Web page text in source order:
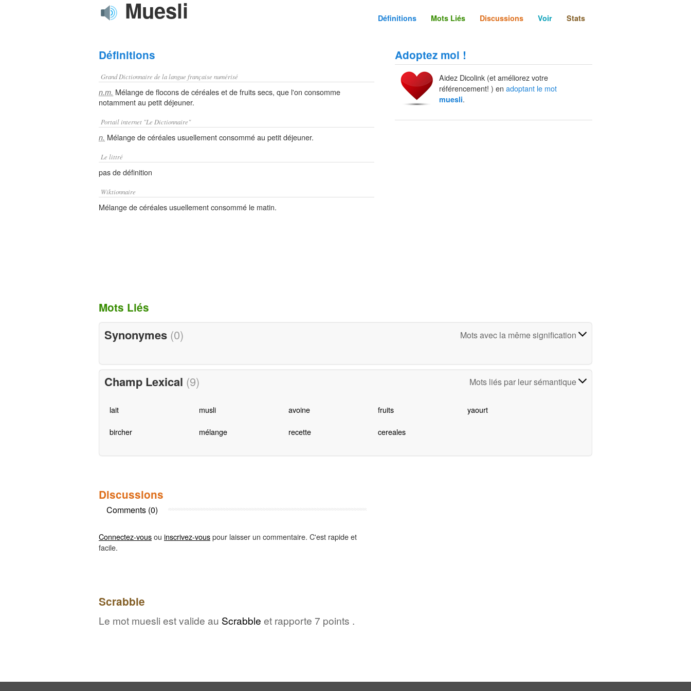
Muesli Définitions Mots Liés Discussions Voir Stats
Définitions
Grand Dictionnaire de la langue française numérisé
n.m. Mélange de flocons de céréales et de fruits secs, que l'on consomme
notamment au petit déjeuner.
Portail internet "Le Dictionnaire"
n. Mélange de céréales usuellement consommé au petit déjeuner.
Le littré
pas de définition
Wiktionnaire
Mélange de céréales usuellement consommé le matin.
Adoptez moi !
Aidez Dicolink (et améliorez votre
référencement! ) en adoptant le mot
muesli.
Mots Liés
Synonymes (0) Mots avec la même signification
Champ Lexical (9) Mots liés par leur sémantique
lait musli avoine fruits yaourt
bircher mélange recette cereales
Discussions
Comments (0)
Connectez-vousou inscrivez-vouspour laisser un commentaire. C'est rapide et
facile.
Scrabble
Le mot muesli est valide au Scrabble et rapporte 7 points .